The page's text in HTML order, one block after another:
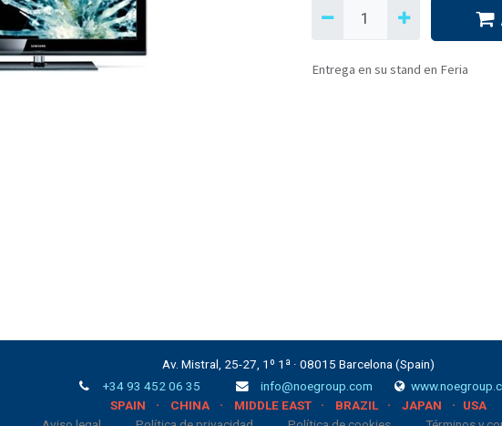
Entrega en su stand en Feria
Av. Mistral, 25-27, 1º 1ª · 08015 Barcelona (Spain)
+34 93 452 06 35
info@noegroup.com
SPAIN
· CHINA · MIDDLE EAST · BRAZIL · JAPAN ·
USA